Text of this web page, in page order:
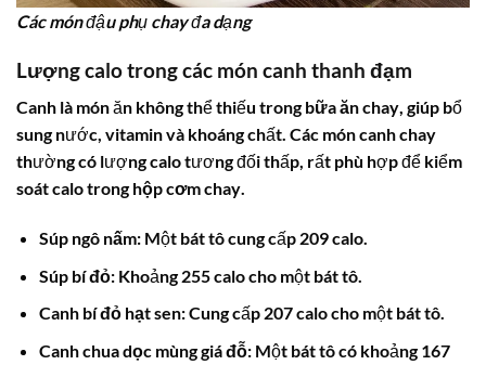
Các món đậu phụ chay đa dạng
Lượngcalo trong các món canh thanh đạm
Canh là món ăn không thể thiếu trongbữa ăn chay, giúp bổ
sung nước, vitamin và khoáng chất. Các món canh chay
thường có lượng calo tương đối thấp, rất phù hợp để kiểm
soátcalo trong hộp cơm chay.
Súp ngô nấm:Một bát tô cung cấp 209 calo.
Súp bí đỏ:Khoảng 255 calo cho một bát tô.
Canh bí đỏ hạt sen:Cung cấp 207 calo cho một bát tô.
Canh chua dọc mùng giá đỗ:Một bát tô có khoảng 167